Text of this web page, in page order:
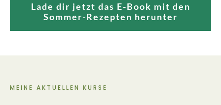
Lade dir jetzt das E-Book mit den
Sommer-Rezepten herunter
MEINE AKTUELLEN KURSE